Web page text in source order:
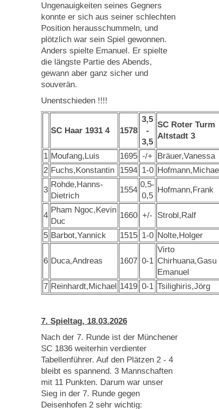
Ungenauigkeiten seines Gegners
konnte er sich aus seiner schlechten
Position herausschummeln, und
plötzlich war sein Spiel gewonnen.
Anders spielte Emanuel. Er spielte
die längste Partie des Abends,
gewann aber ganz sicher und
souverän.
Unentschieden !!!!
SC Haar 1931 4 1578
3,5
-
3,5
SC Roter Turm
Altstadt 3
1 Moufang,Luis 1695 -/+
Bräuer,Vanessa
2 Fuchs,Konstantin 1594 1-0
3
Rohde,Hanns-
Dietrich
1554
0,5-
0,5
Hofmann,Frank
4
Pham Ngoc,Kevin
Duc
1660 +/- Strobl,Ralf
5 Barbot,Yannick 1515 1-0 Nolte,Holger
6 Duca,Andreas 1607 0-1
Virto
Chirhuana,Gasu
Emanuel
7 Reinhardt,Michael 1419 0-1 Tsilighiris,Jörg
7. Spieltag, 18.03.2026
Nach der 7. Runde ist der Münchener
SC 1836 weiterhin verdienter
Tabellenführer. Auf den Plätzen 2 - 4
bleibt es spannend. 3 Mannschaften
mit 11 Punkten. Darum war unser
Sieg in der 7. Runde gegen
Deisenhofen 2 sehr wichtig: